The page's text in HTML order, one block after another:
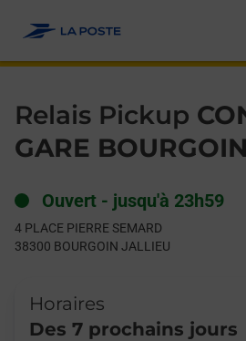
Relais Pickup
GARE
Ouvert - jusqu'à 23h59
4 PLACE PIERRE SEMARD
38300 BOURGOIN JALLIEU
Horaires
Des 7 prochains jours